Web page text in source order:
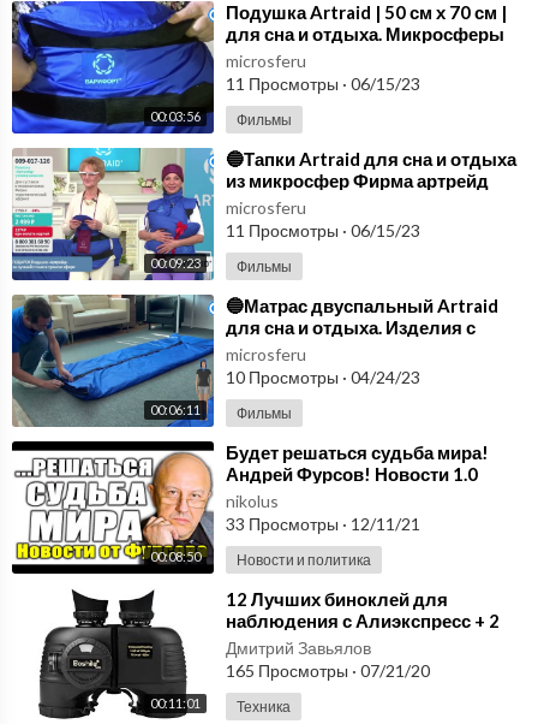
00:03:56
⁣Подушка Artraid | 50 см х 70 см |
для сна и отдыха. Микросферы
отзыв.
microsferu
11 Просмотры · 06/15/23
Фильмы
00:09:23
⁣🔵Тапки Artraid для сна и отдыха
из микросфер Фирма артрейд
микросферы🔵
microsferu
11 Просмотры · 06/15/23
Фильмы
00:06:11
⁣🔵Матрас двуспальный Artraid
для сна и отдыха. Изделия с
микросферами. Микросферы
отзыв🔵
microsferu
10 Просмотры · 04/24/23
Фильмы
00:08:50
⁣Будет решаться судьба мира!
Андрей Фурсов! Новости 1.0
nikolus
33 Просмотры · 12/11/21
Новости и политика
00:11:01
⁣12 Лучших биноклей для
наблюдения с Алиэкспресс + 2
монокуляра
Дмитрий Завьялов
165 Просмотры · 07/21/20
Техника